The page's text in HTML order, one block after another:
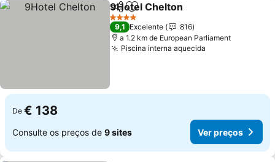
PartilharAdicionar aos favoritos
9Hotel Chelton
4 Estrelas
9,1 Excelente
816
a 1.2 km de European Parliament
Piscina interna aquecida
De € 138
Consulte os preços de 9 sites Ver preços